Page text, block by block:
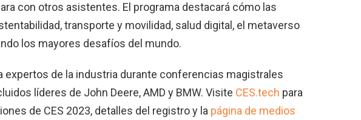
con otros asistentes. El programa destacará cómo las
transporte y movilidad, salud digital, el metaverso
los mayores desafíos del mundo.
expertos de la industria durante conferencias magistrales
líderes de John Deere, AMD y BMW. Visite CES.tech para
de CES 2023, detalles del registro y la página de medios